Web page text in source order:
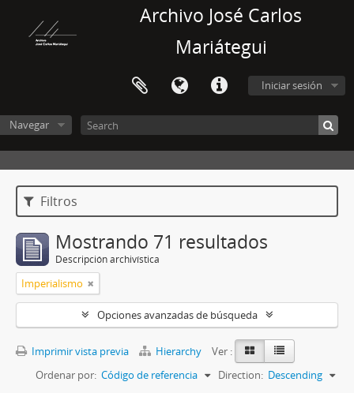
Archivo José Carlos
Mariátegui
Iniciar sesión
Navegar
Filtros
Mostrando 71 resultados
Descripción archivística
Imperialismo
Opciones avanzadas de búsqueda
Imprimir vista previa Hierarchy
Ver :
Ordenar por: Código de referencia Direction: Descending